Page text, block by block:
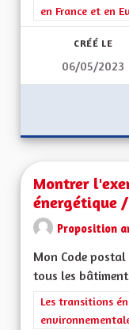
en France et en
CRÉÉ LE
06/05/2023
Montrer
énergétique
Proposition
Mon Code
tous les
Filtrer les
Les transitions